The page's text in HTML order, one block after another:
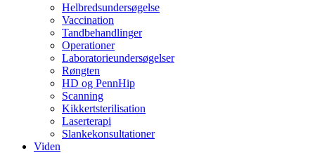
Helbredsundersøgelse
Vaccination
Tandbehandlinger
Operationer
Laboratorieundersøgelser
Røngten
HD og PennHip
Scanning
Kikkertsterilisation
Laserterapi
Slankekonsultationer
Viden